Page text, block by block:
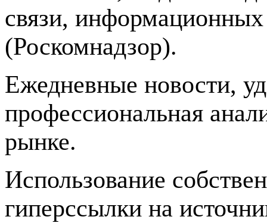
связи,
(Роскомнадзор).
Ежедневные новости,
профессиональная
рынке.
Использование
гиперссылки на